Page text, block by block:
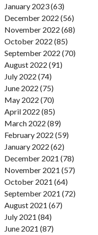
January 2023 (63)
December 2022 (56)
November 2022 (68)
October 2022 (85)
September 2022 (70)
August 2022 (91)
July 2022 (74)
June 2022 (75)
May 2022 (70)
April 2022 (85)
March 2022 (89)
February 2022 (59)
January 2022 (62)
December 2021 (78)
November 2021 (57)
October 2021 (64)
September 2021 (72)
August 2021 (67)
July 2021 (84)
June 2021 (87)